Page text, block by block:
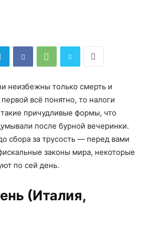
неизбежны только смерть и
всё понятно, то налоги
причудливые формы, что
после бурной вечеринки.
сбора за трусость — перед вами
законы мира, некоторые
по сей день.
(Италия,